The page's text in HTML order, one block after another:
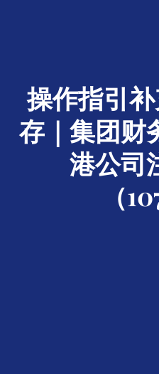
操作指引
存｜集团财
港公司
（